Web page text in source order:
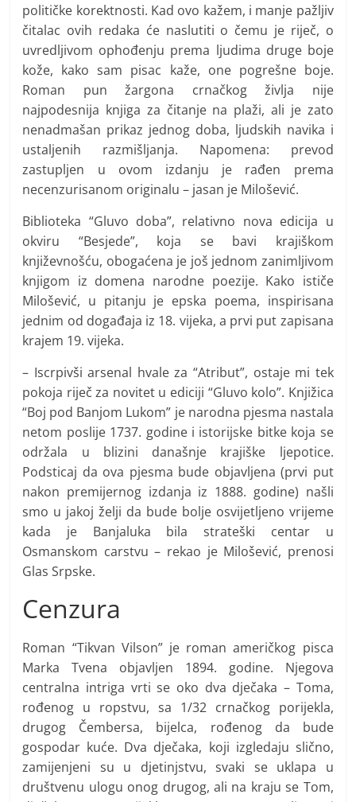
političke korektnosti. Kad ovo kažem, i manje pažljiv
čitalac ovih redaka će naslutiti o čemu je riječ, o
uvredljivom ophođenju prema ljudima druge boje
kože, kako sam pisac kaže, one pogrešne boje.
Roman pun žargona crnačkog življa nije
najpodesnija knjiga za čitanje na plaži, ali je zato
nenadmašan prikaz jednog doba, ljudskih navika i
ustaljenih razmišljanja. Napomena: prevod
zastupljen u ovom izdanju je rađen prema
necenzurisanom originalu – jasan je Milošević.
Biblioteka “Gluvo doba”, relativno nova edicija u
okviru “Besjede”, koja se bavi krajiškom
književnošću, obogaćena je još jednom zanimljivom
knjigom iz domena narodne poezije. Kako ističe
Milošević, u pitanju je epska poema, inspirisana
jednim od događaja iz 18. vijeka, a prvi put zapisana
krajem 19. vijeka.
– Iscrpivši arsenal hvale za “Atribut”, ostaje mi tek
pokoja riječ za novitet u ediciji “Gluvo kolo”. Knjižica
“Boj pod Banjom Lukom” je narodna pjesma nastala
netom poslije 1737. godine i istorijske bitke koja se
održala u blizini današnje krajiške ljepotice.
Podsticaj da ova pjesma bude objavljena (prvi put
nakon premijernog izdanja iz 1888. godine) našli
smo u jakoj želji da bude bolje osvijetljeno vrijeme
kada je Banjaluka bila strateški centar u
Osmanskom carstvu – rekao je Milošević, prenosi
Glas Srpske.
Cenzura
Roman “Tikvan Vilson” je roman američkog pisca
Marka Tvena objavljen 1894. godine. Njegova
centralna intriga vrti se oko dva dječaka – Toma,
rođenog u ropstvu, sa 1/32 crnačkog porijekla,
drugog Čembersa, bijelca, rođenog da bude
gospodar kuće. Dva dječaka, koji izgledaju slično,
zamijenjeni su u djetinjstvu, svaki se uklapa u
društvenu ulogu onog drugog, ali na kraju se Tom,